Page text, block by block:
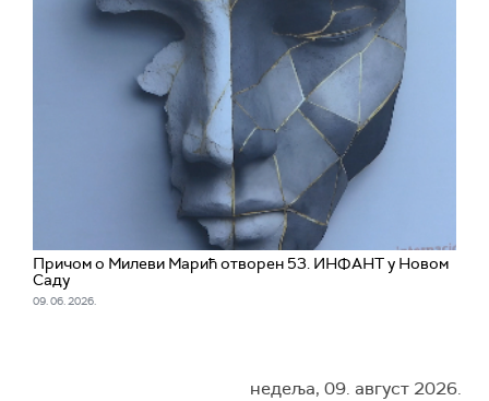
Причом о Милеви Марић отворен 53. ИНФАНТ у Новом
Саду
09. 06. 2026.
недеља, 09. август 2026.